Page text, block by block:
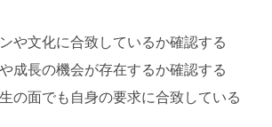
や文化に合致しているか確認する
成長の機会が存在するか確認する
の面でも自身の要求に合致している